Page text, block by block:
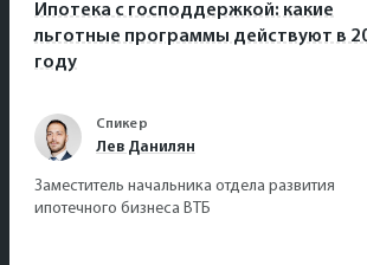
Ипотека с господдержкой: какие
льготные программы действуют в
году
Спикер
Лев Данилян
Заместитель начальника отдела развития
ипотечного бизнеса ВТБ